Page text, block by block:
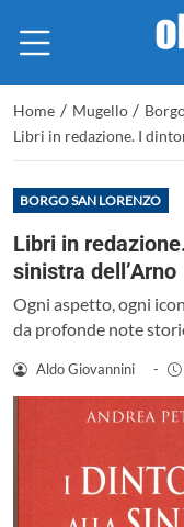
Home / Mugello /
Libri in redazione. I
BORGO SAN LORENZO
Libri in
sinistra dell’Arno
Ogni aspetto, ogni
da profonde note
Aldo Giovannini -